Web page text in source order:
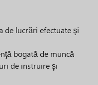
de lucrări efectuate şi
bogată de muncă
de instruire şi